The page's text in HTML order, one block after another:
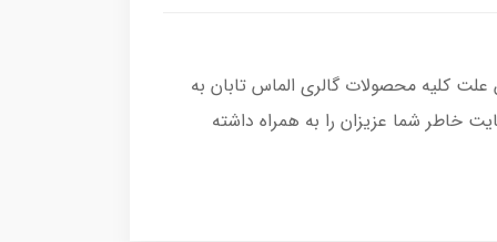
کلیه محصولات گالری الماس تابان به
خاطر شما عزیزان را به همراه داشته